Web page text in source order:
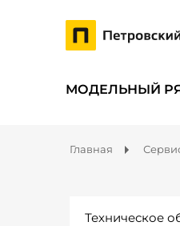
МОДЕЛЬНЫЙ
Главная
Техническое